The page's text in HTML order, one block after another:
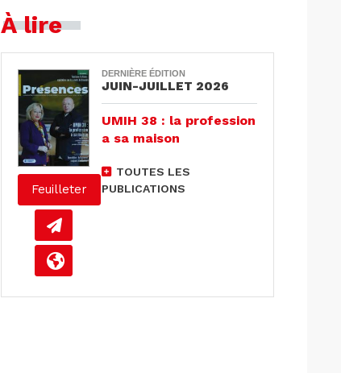
À lire
Feuilleter
DERNIÈRE ÉDITION
JUIN-JUILLET 2026
UMIH 38 : la profession
a sa maison
TOUTES LES
PUBLICATIONS